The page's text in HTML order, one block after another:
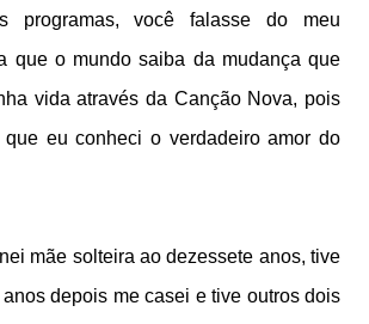
programas, você falasse do meu
que o mundo saiba da mudança que
vida através da Canção Nova, pois
eu conheci o verdadeiro amor do
mãe solteira ao dezessete anos, tive
depois me casei e tive outros dois